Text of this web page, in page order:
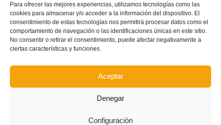
Para ofrecer las mejores experiencias, utilizamos tecnologías como las
cookies para almacenar y/o acceder a la información del dispositivo. El
consentimiento de estas tecnologías nos permitirá procesar datos como el
comportamiento de navegación o las identificaciones únicas en este sitio.
No consentir o retirar el consentimiento, puede afectar negativamente a
ciertas características y funciones.
Aceptar
Denegar
Configuración
La primera Jornada de Actualización y Reciclaje de entrenadoræs en